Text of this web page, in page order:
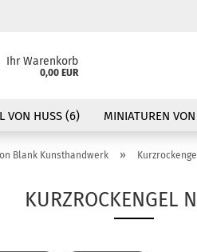
Ihr Warenkorb
0,00 EUR
VON HUSS (6) MINIATUREN
Blank Kunsthandwerk »
KURZROCKENGEL